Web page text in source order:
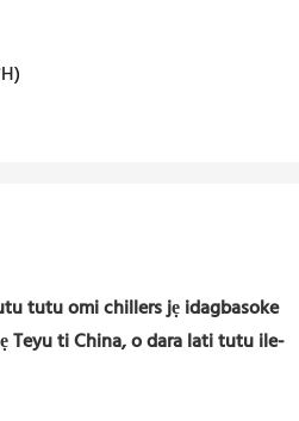
tutu omi chillers jẹ idagbasoke
Teyu ti China, o dara lati tutu ile-